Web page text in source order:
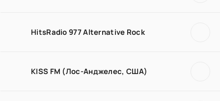
HitsRadio 977 Alternative Rock
KISS FM (Лос-Анджелес, США)